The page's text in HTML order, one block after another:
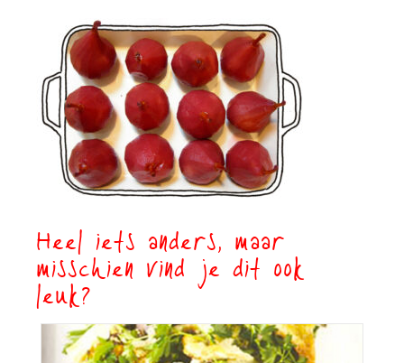
Heel iets anders, maar
misschien vind je dit ook
leuk?